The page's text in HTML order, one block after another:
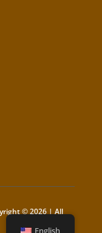
© 2026 | All
English